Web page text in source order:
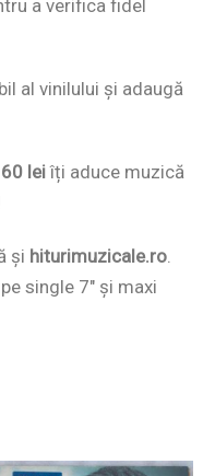
a verifica fidel
al vinilului și adaugă
leiîți aduce muzică
și hiturimuzicale.ro
single 7″ și maxi